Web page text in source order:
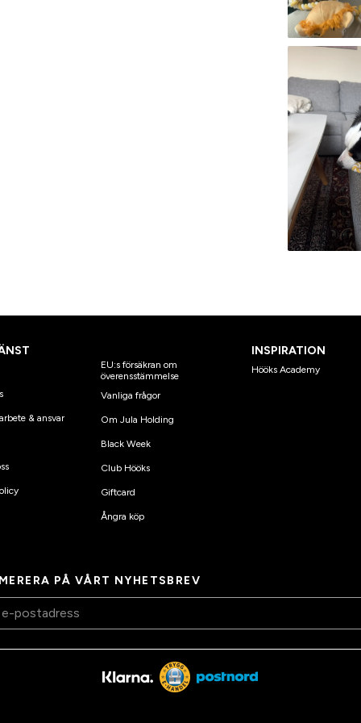
& ansvar
EU:s försäkran om
överensstämmelse
Vanliga frågor
Om Jula Holding
Black Week
Club Hööks
Giftcard
Ångra köp
INSPIRATION
Hööks Academy
PÅ VÅRT NYHETSBREV